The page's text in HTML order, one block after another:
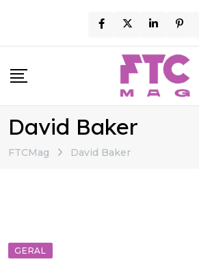
content
David Baker
FTCMag David Baker
GERAL